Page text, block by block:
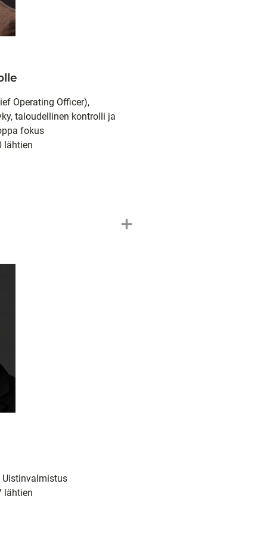
Operating Officer),
taloudellinen kontrolli ja
fokus
lähtien
add
Uistinvalmistus
lähtien